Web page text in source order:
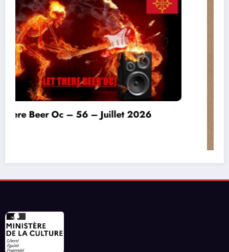
ce début d’été